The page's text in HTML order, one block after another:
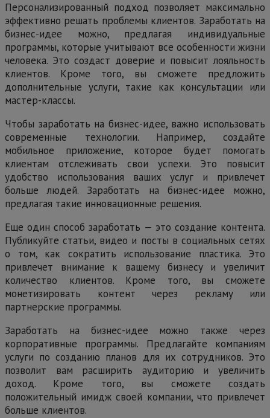
Персонализированный подход позволяет максимально
эффективно решать проблемы клиентов. Заработать на
бизнес-идее можно, предлагая индивидуальные
программы, которые учитывают все особенности жизни
человека. Это создаст доверие и повысит лояльность
клиентов. Кроме того, вы сможете предложить
дополнительные услуги, такие как консультации или
мастер-классы.
Чтобы заработать на бизнес-идее, важно использовать
современные технологии. Например, создайте
мобильное приложение, которое будет помогать
клиентам отслеживать свои успехи. Это повысит
удобство использования ваших услуг и привлечет
больше людей. Заработать на бизнес-идее можно,
предлагая такие инновационные решения.
Еще один способ заработать — это создание контента.
Публикуйте статьи, видео и посты в социальных сетях
о том, как сократить использование пластика. Это
привлечет внимание к вашему бизнесу и увеличит
количество клиентов. Кроме того, вы сможете
монетизировать контент через рекламу или
партнерские программы.
Заработать на бизнес-идее можно также через
корпоративные программы. Предлагайте компаниям
услуги по созданию планов для их сотрудников. Это
позволит вам расширить аудиторию и увеличить
доход. Кроме того, вы сможете создать
положительный имидж своей компании, что привлечет
больше клиентов.